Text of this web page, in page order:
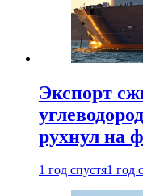
Экспорт
рухнул на
1 год спустя1 год